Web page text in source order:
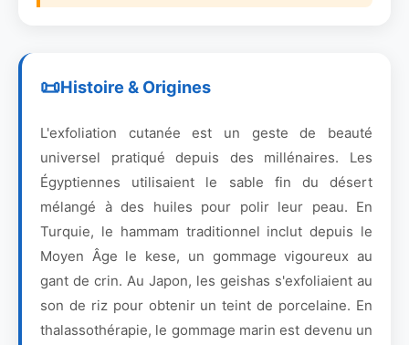
Histoire & Origines
L'exfoliation cutanée est un geste de beauté
universel pratiqué depuis des millénaires. Les
Égyptiennes utilisaient le sable fin du désert
mélangé à des huiles pour polir leur peau. En
Turquie, le hammam traditionnel inclut depuis le
Moyen Âge le kese, un gommage vigoureux au
gant de crin. Au Japon, les geishas s'exfoliaient au
son de riz pour obtenir un teint de porcelaine. En
thalassothérapie, le gommage marin est devenu un